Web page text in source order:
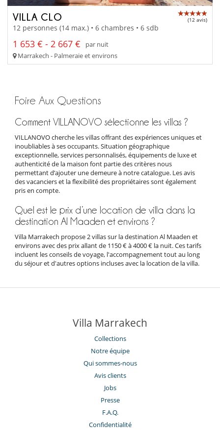
VILLA CLO (12 avis)
12 personnes (14 max.) • 6 chambres • 6 sdb
1 653 € - 2 667 €
par nuit
Marrakech - Palmeraie et environs
Foire Aux Questions
Comment VILLANOVO sélectionne les villas ?
VILLANOVO cherche les villas offrant des expériences uniques et
inoubliables à ses occupants. Situation géographique
exceptionnelle, services personnalisés, équipements de luxe et
authenticité de la maison font partie des critères nous
permettant d’ajouter une demeure à notre catalogue. Les avis
des vacanciers et la flexibilité des propriétaires sont également
pris en compte.
Quel est le prix d’une location de villa dans la
destination Al Maaden et environs ?
Villa Marrakech propose 2 villas sur la destination Al Maaden et
environs avec des prix allant de 1150 € à 4000 € la nuit. Ces tarifs
incluent les conseils de voyage, l'accompagnement tout au long
du séjour et d'autres options incluses avec la location de la villa.
Villa Marrakech
Collections
Notre équipe
Qui sommes-nous
Avis clients
Jobs
Presse
F.A.Q.
Confidentialité